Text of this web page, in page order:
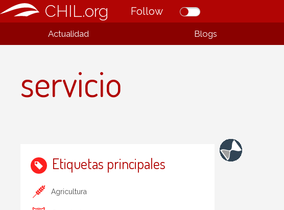
CHIL.org Follow
Actualidad Blogs
servicio
Etiquetas principales
Agricultura